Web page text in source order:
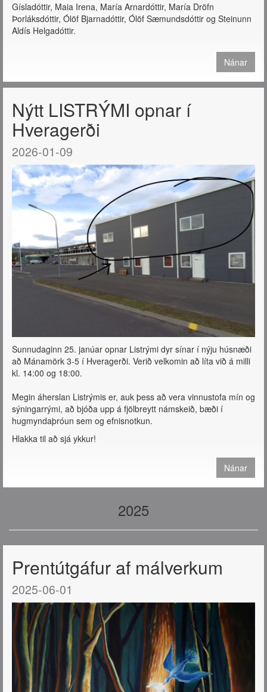
Gísladóttir, Maia Irena, María Arnardóttir, María Dröfn
Þorláksdóttir, Ólöf Bjarnadóttir, Ólöf Sæmundsdóttir og Steinunn
Aldís Helgadóttir.
Nánar
Nýtt LISTRÝMI opnar í
Hveragerði
2026-01-09
Sunnudaginn 25. janúar opnar Listrými dyr sínar í nýju húsnæði
að Mánamörk 3-5 í Hveragerði. Verið velkomin að líta við á milli
kl. 14:00 og 18:00.
Megin áherslan Listrýmis er, auk þess að vera vinnustofa mín og
sýningarrými, að bjóða upp á fjölbreytt námskeið, bæði í
hugmyndaþróun sem og efnisnotkun.
Hlakka til að sjá ykkur!
Nánar
2025
Prentútgáfur af málverkum
2025-06-01